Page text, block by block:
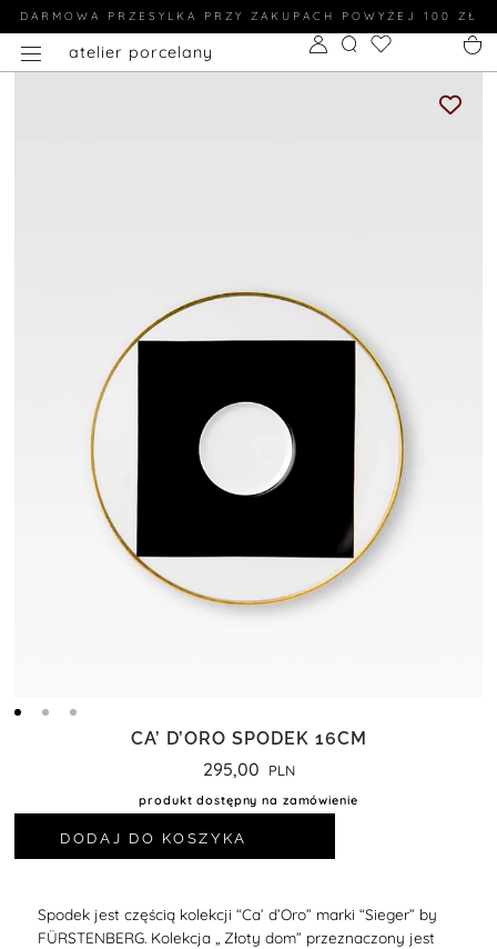
DARMOWA PRZESYLKA PRZY ZAKUPACH POWYŻEJ 100 ZŁ
atelier porcelany
CA’ D’ORO SPODEK 16CM
295,00
produkt dostępny na zamówienie
DODAJ DO KOSZYKA
Spodek jest częścią kolekcji “Ca’ d’Oro” marki “Sieger” by
FÜRSTENBERG. Kolekcja
„ Złoty dom” przeznaczony jest